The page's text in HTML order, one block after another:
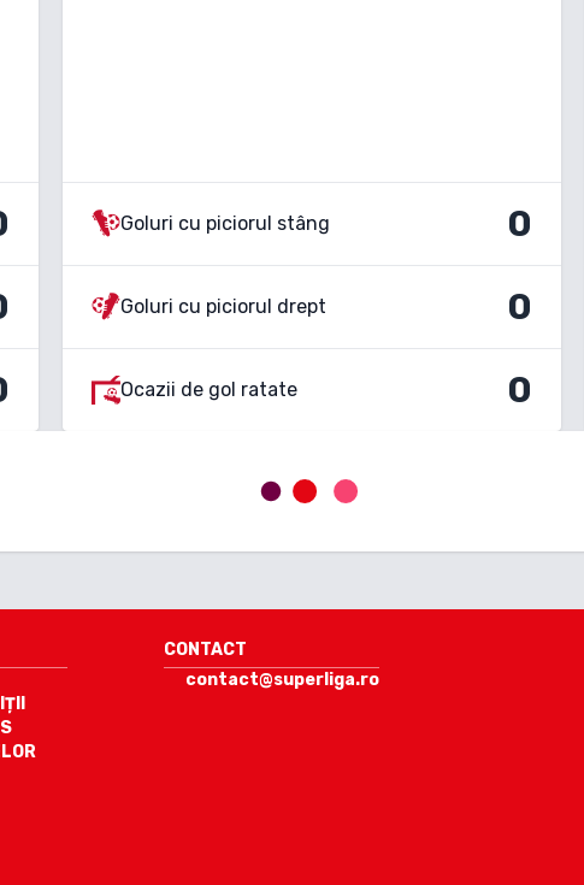
Goluri cu piciorul stâng 0
Goluri cu piciorul drept 0
Ocazii de gol ratate 0
CONTACT
contact@superliga.ro